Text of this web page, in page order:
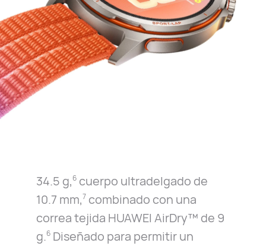
34.5 g,6cuerpo ultradelgado de
10.7 mm,7combinado con una
correa tejida HUAWEI AirDry™ de 9
g.6Diseñado para permitir un